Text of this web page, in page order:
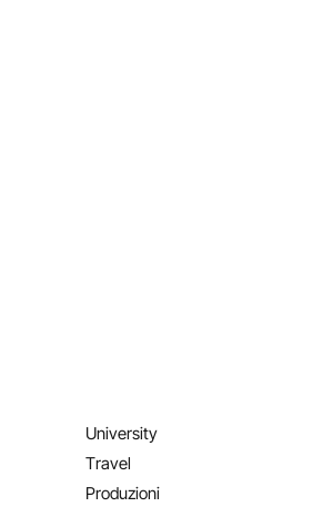
University
Travel
Produzioni